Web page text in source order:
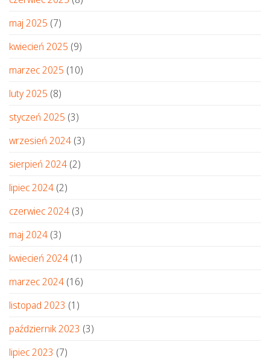
maj 2025 (7)
kwiecień 2025 (9)
marzec 2025 (10)
luty 2025 (8)
styczeń 2025 (3)
wrzesień 2024 (3)
sierpień 2024 (2)
lipiec 2024 (2)
czerwiec 2024 (3)
maj 2024 (3)
kwiecień 2024 (1)
marzec 2024 (16)
listopad 2023 (1)
październik 2023 (3)
lipiec 2023 (7)